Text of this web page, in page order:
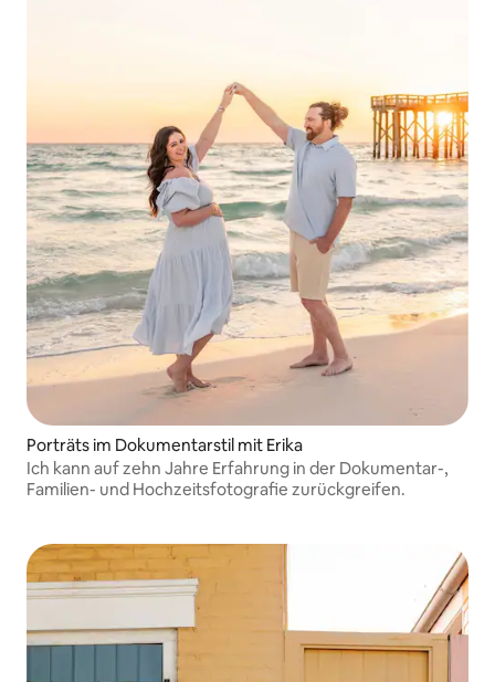
Porträts im Dokumentarstil mit Erika
Ich kann auf zehn Jahre Erfahrung in der Dokumentar-,
Familien- und Hochzeitsfotografie zurückgreifen.